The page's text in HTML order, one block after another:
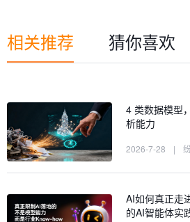
相关推荐 猜你喜欢
4 类数据模型
析能力
2026-7-28 |
AI如何真正走
的AI智能体实